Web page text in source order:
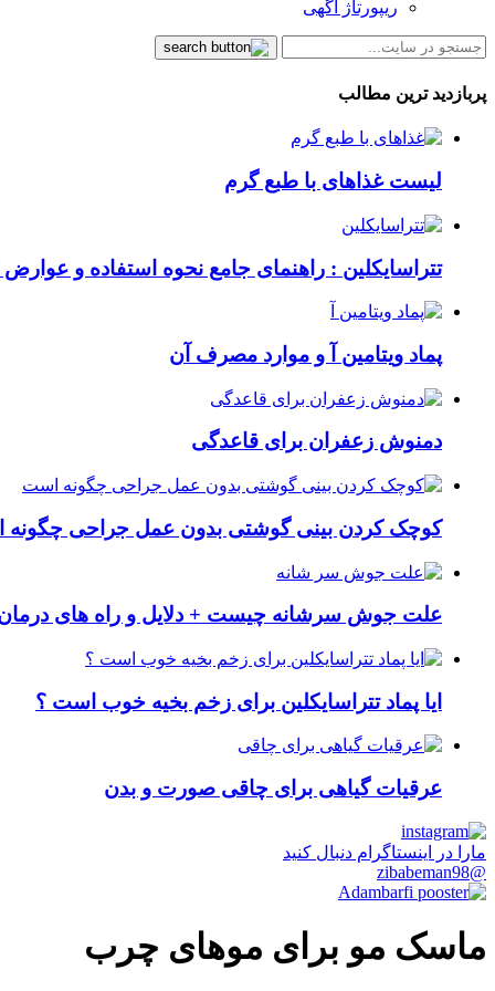
ریپورتاژ آگهی
پربازدید ترین مطالب
لیست غذاهای با طبع گرم
تتراسایکلین : راهنمای جامع نحوه استفاده و عوارض
پماد ویتامین آ و موارد مصرف آن
دمنوش زعفران برای قاعدگی
کوچک کردن بینی گوشتی بدون عمل جراحی
علت جوش سرشانه چیست + دلایل و راه های
ایا پماد تتراسایکلین برای زخم بخیه خوب است ؟
عرقیات گیاهی برای چاقی صورت و بدن
مارا در اینستاگرام دنبال کنید
@zibabeman98
ماسک مو برای موهای چرب